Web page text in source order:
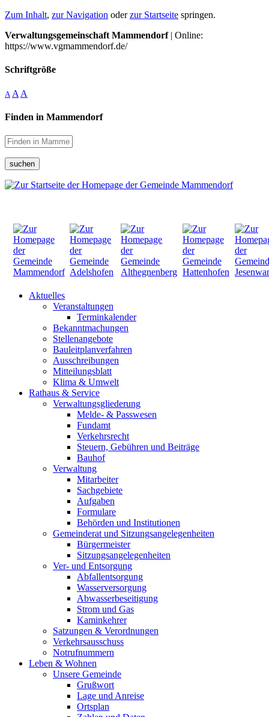
Zum Inhalt, zur Navigation oderzur Startseite springen.
Verwaltungsgemeinschaft Mammendorf| Online:
https://www.vgmammendorf.de/
Schriftgröße
A A A
Finden in Mammendorf
suchen
Aktuelles
Veranstaltungen
Terminkalender
Bekanntmachungen
Stellenangebote
Bauleitplanverfahren
Ausschreibungen
Mitteilungsblatt
Klima & Umwelt
Rathaus & Service
Verwaltungsgliederung
Melde- & Passwesen
Fundamt
Verkehrsrecht
Steuern, Gebühren und Beiträge
Bauhof
Verwaltung
Mitarbeiter
Sachgebiete
Aufgaben
Formulare
Behörden und Institutionen
Gemeinderat und Sitzungsangelegenheiten
Bürgermeister
Sitzungsangelegenheiten
Ver- und Entsorgung
Abfallentsorgung
Wasserversorgung
Abwasserbeseitigung
Strom und Gas
Kaminkehrer
Satzungen & Verordnungen
Verkehrsausschuss
Notrufnummern
Leben & Wohnen
Unsere Gemeinde
Grußwort
Lage und Anreise
Ortsplan